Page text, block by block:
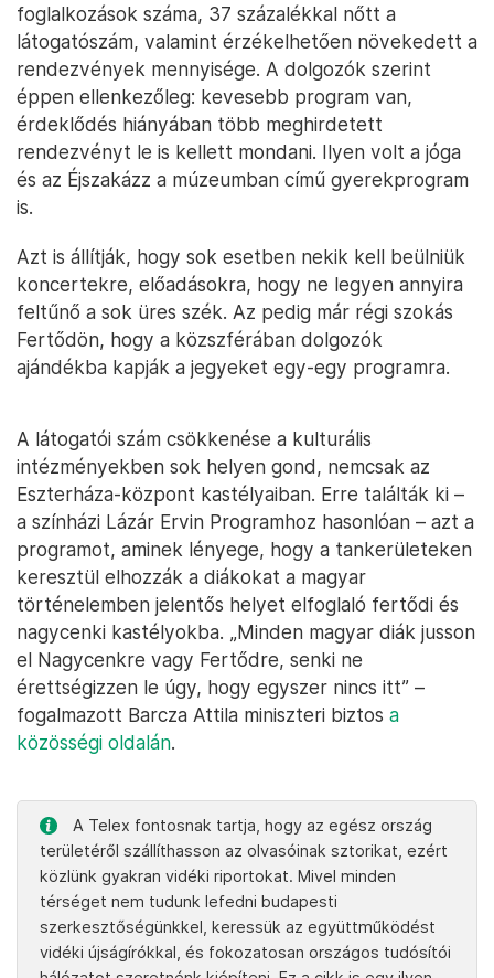
foglalkozások száma, 37 százalékkal nőtt a
látogatószám, valamint érzékelhetően növekedett a
rendezvények mennyisége. A dolgozók szerint
éppen ellenkezőleg: kevesebb program van,
érdeklődés hiányában több meghirdetett
rendezvényt le is kellett mondani. Ilyen volt a jóga
és az Éjszakázz a múzeumban című gyerekprogram
is.
Azt is állítják, hogy sok esetben nekik kell beülniük
koncertekre, előadásokra, hogy ne legyen annyira
feltűnő a sok üres szék. Az pedig már régi szokás
Fertődön, hogy a közszférában dolgozók
ajándékba kapják a jegyeket egy-egy programra.
A látogatói szám csökkenése a kulturális
intézményekben sok helyen gond, nemcsak az
Eszterháza-központ kastélyaiban. Erre találták ki –
a színházi Lázár Ervin Programhoz hasonlóan – azt a
programot, aminek lényege, hogy a tankerületeken
keresztül elhozzák a diákokat a magyar
történelemben jelentős helyet elfoglaló fertődi és
nagycenki kastélyokba. „Minden magyar diák jusson
el Nagycenkre vagy Fertődre, senki ne
érettségizzen le úgy, hogy egyszer nincs itt” –
fogalmazott Barcza Attila miniszteri biztos a
közösségi oldalán.
A Telex fontosnak tartja, hogy az egész ország
területéről szállíthasson az olvasóinak sztorikat, ezért
közlünk gyakran vidéki riportokat. Mivel minden
térséget nem tudunk lefedni budapesti
szerkesztőségünkkel, keressük az együttműködést
vidéki újságírókkal, és fokozatosan országos tudósítói